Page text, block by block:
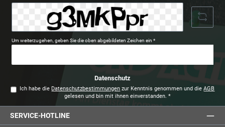
Um weiterzugehen, geben Sie die oben abgebildeten Zeichen ein*
Datenschutz
Ich habe die Datenschutzbestimmungen zur Kenntnis genommen und dieAGB
gelesen und bin mit ihnen einverstanden. *
SERVICE-HOTLINE